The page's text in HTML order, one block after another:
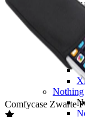
Nothing
Comfycase Zwarte